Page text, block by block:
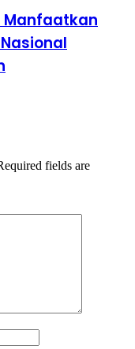
Manfaatkan
fields are